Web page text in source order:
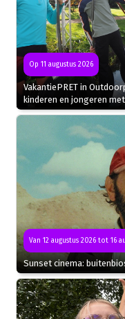
Op 11 augustus 2026
VakantiePRET in
kinderen en jongeren
Van 12 augustus 2026 tot 16
Sunset cinema: